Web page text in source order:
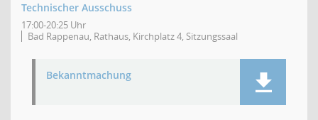
Technischer Ausschuss
17:00-20:25 Uhr
Bad Rappenau, Rathaus, Kirchplatz 4, Sitzungssaal
Bekanntmachung